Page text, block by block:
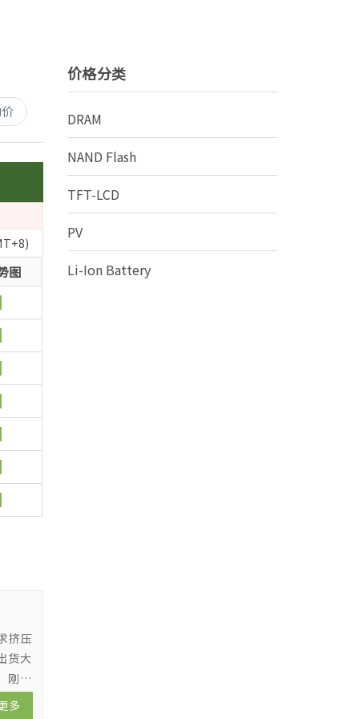
图
挤压
货大
刚性
多
价格分类
DRAM
NAND Flash
TFT-LCD
PV
Li-Ion Battery